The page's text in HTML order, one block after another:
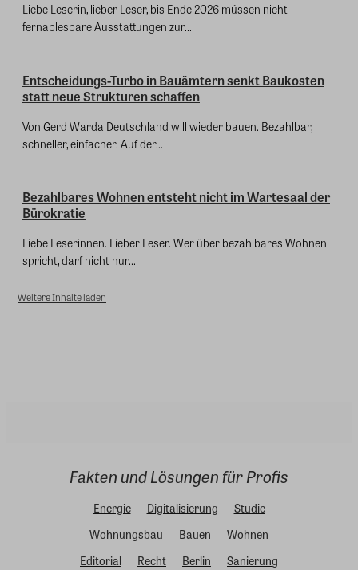
Liebe Leserin, lieber Leser, bis Ende 2026 müssen nicht
fernablesbare Ausstattungen zur...
Entscheidungs-Turbo in Bauämtern senkt Baukosten
statt neue Strukturen schaffen
Von Gerd Warda Deutschland will wieder bauen. Bezahlbar,
schneller, einfacher. Auf der...
Bezahlbares Wohnen entsteht nicht im Wartesaal der
Bürokratie
Liebe Leserinnen. Lieber Leser. Wer über bezahlbares Wohnen
spricht, darf nicht nur...
Weitere Inhalte laden
Fakten und Lösungen für Profis
Energie Digitalisierung
Studie
Wohnungsbau
Bauen
Wohnen
Editorial
Recht Berlin
Sanierung